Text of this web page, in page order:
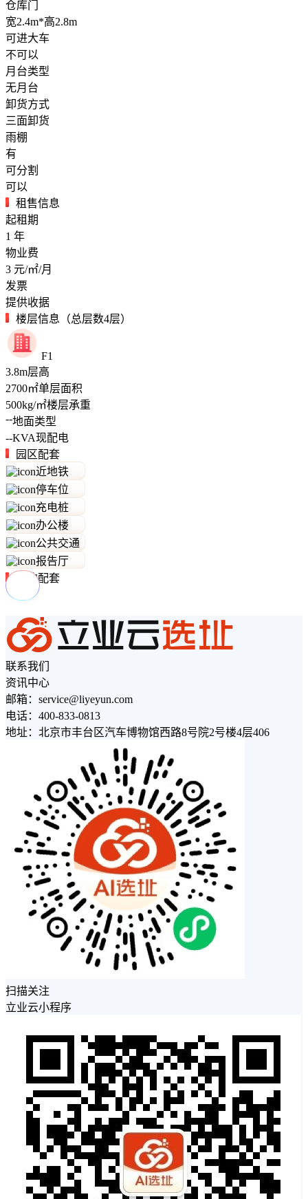
仓库门
宽2.4m*高2.8m
可进大车
不可以
月台类型
无月台
卸货方式
三面卸货
雨棚
有
可分割
可以
租售信息
起租期
1 年
物业费
3 元/㎡/月
发票
提供收据
楼层信息（总层数4层）
F1
3.8m层高
2700㎡单层面积
500kg/㎡楼层承重
--地面类型
--KVA现配电
园区配套
近地铁
停车位
充电桩
办公楼
公共交通
报告厅
周边配套
联系我们
资讯中心
邮箱：service@liyeyun.com
电话：400-833-0813
地址：北京市丰台区汽车博物馆西路8号院2号楼4层406
扫描关注
立业云小程序